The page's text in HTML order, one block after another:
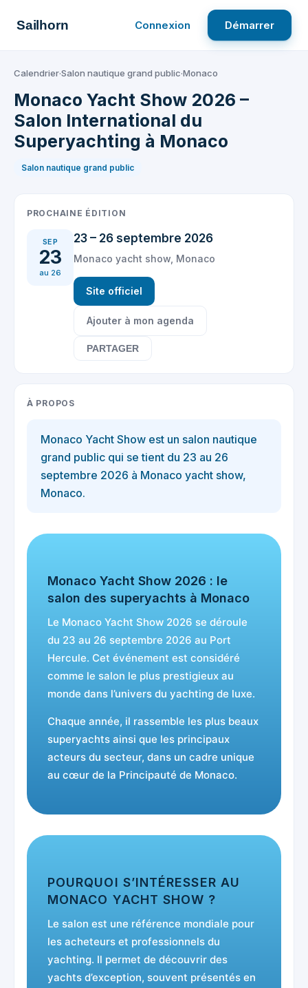
Sailhorn Connexion Démarrer
Calendrier·Salon nautique grand public·Monaco
Monaco Yacht Show 2026 –
Salon International du
Superyachting à Monaco
Salon nautique grand public
PROCHAINE ÉDITION
SEP
23
au 26
23 – 26 septembre 2026
Monaco yacht show, Monaco
Site officiel
Ajouter à mon agenda
PARTAGER
À PROPOS
Monaco Yacht Show est un salon nautique
grand public qui se tient du 23 au 26
septembre 2026 à Monaco yacht show,
Monaco.
Monaco Yacht Show 2026 : le
salon des superyachts à Monaco
Le Monaco Yacht Show 2026 se déroule
du 23 au 26 septembre 2026 au Port
Hercule. Cet événement est considéré
comme le salon le plus prestigieux au
monde dans l’univers du yachting de luxe.
Chaque année, il rassemble les plus beaux
superyachts ainsi que les principaux
acteurs du secteur, dans un cadre unique
au cœur de la Principauté de Monaco.
POURQUOI S’INTÉRESSER AU
MONACO YACHT SHOW ?
Le salon est une référence mondiale pour
les acheteurs et professionnels du
yachting. Il permet de découvrir des
yachts d’exception, souvent présentés en